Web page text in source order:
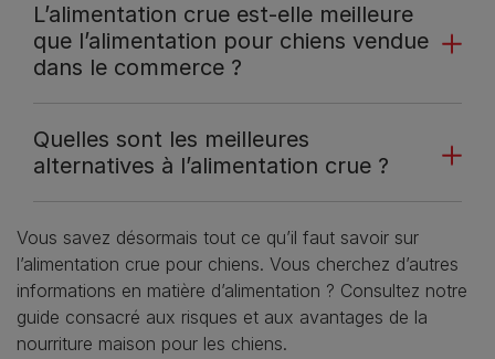
L’alimentation crue est-elle meilleure
que l’alimentation pour chiens vendue
dans le commerce ?
Quelles sont les meilleures
alternatives à l’alimentation crue ?
Vous savez désormais tout ce qu’il faut savoir sur
l’alimentation crue pour chiens. Vous cherchez d’autres
informations en matière d’alimentation ? Consultez notre
guide consacré aux risques et aux avantages de la
nourriture maison pour les chiens.